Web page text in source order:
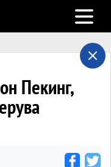
Open
Пекинг,